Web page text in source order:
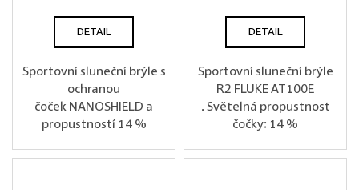
DETAIL
Sportovní sluneční brýle s
ochranou
čoček NANOSHIELD a
propustností 14 %
DETAIL
Sportovní sluneční brýle
R2 FLUKE AT100E
. Světelná propustnost
čočky: 14 %